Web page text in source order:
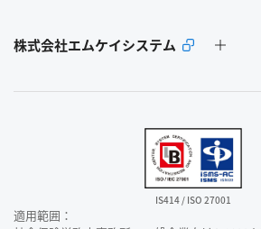
株式会社エムケイシステム
IS414 / ISO 27001
適用範囲：